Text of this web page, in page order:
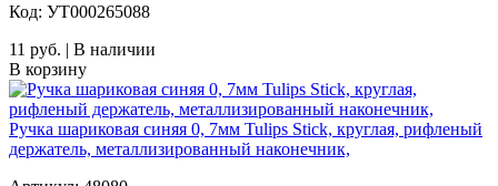
Код: УТ000265088
11 руб. | В наличии
В корзину
Ручка шариковая синяя 0, 7мм Tulips Stick, круглая, рифленый
держатель, металлизированный наконечник,